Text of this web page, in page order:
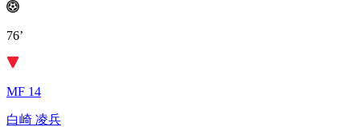
76’
MF 14
白崎 凌兵